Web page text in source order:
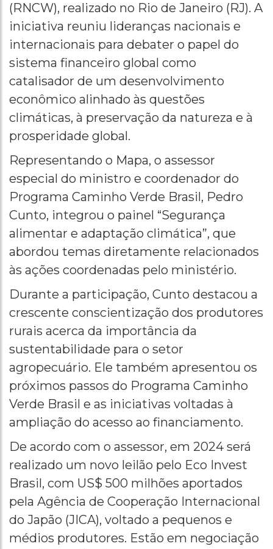
(RNCW), realizado no Rio de Janeiro (RJ). A
iniciativa reuniu lideranças nacionais e
internacionais para debater o papel do
sistema financeiro global como
catalisador de um desenvolvimento
econômico alinhado às questões
climáticas, à preservação da natureza e à
prosperidade global.
Representando o Mapa, o assessor
especial do ministro e coordenador do
Programa Caminho Verde Brasil, Pedro
Cunto, integrou o painel “Segurança
alimentar e adaptação climática”, que
abordou temas diretamente relacionados
às ações coordenadas pelo ministério.
Durante a participação, Cunto destacou a
crescente conscientização dos produtores
rurais acerca da importância da
sustentabilidade para o setor
agropecuário. Ele também apresentou os
próximos passos do Programa Caminho
Verde Brasil e as iniciativas voltadas à
ampliação do acesso ao financiamento.
De acordo com o assessor, em 2024 será
realizado um novo leilão pelo Eco Invest
Brasil, com US$ 500 milhões aportados
pela Agência de Cooperação Internacional
do Japão (JICA), voltado a pequenos e
médios produtores. Estão em negociação